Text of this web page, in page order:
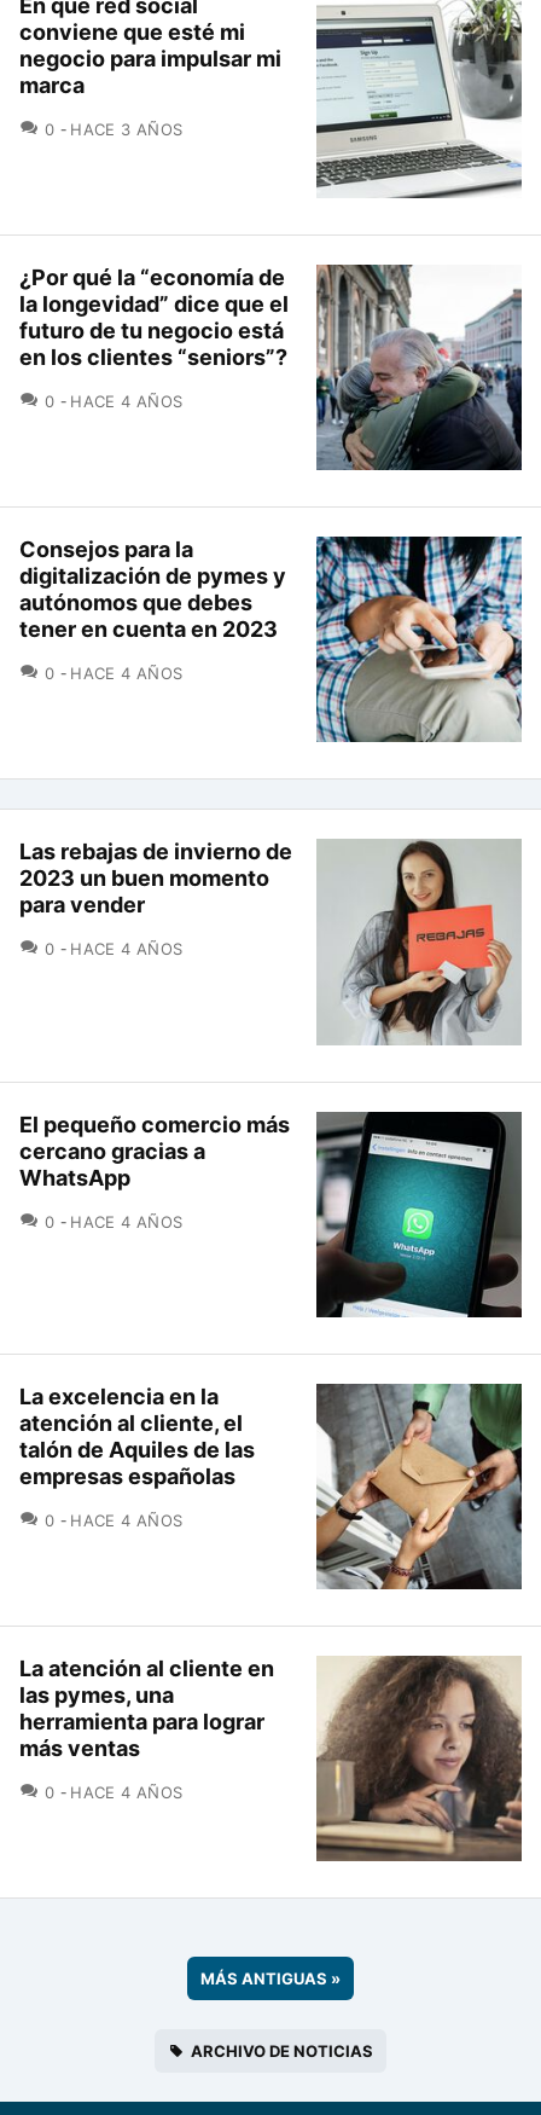
conviene que esté mi
negocio para impulsar mi
marca
0 COMENTARIOS
HACE 3 AÑOS
¿Por qué la “economía de
la longevidad” dice que el
futuro de tu negocio está
en los clientes “seniors”?
0 COMENTARIOS
HACE 4 AÑOS
Consejos para la
digitalización de pymes y
autónomos que debes
tener en cuenta en 2023
0 COMENTARIOS
HACE 4 AÑOS
Las rebajas de invierno de
2023 un buen momento
para vender
0 COMENTARIOS
HACE 4 AÑOS
El pequeño comercio más
cercano gracias a
WhatsApp
0 COMENTARIOS
HACE 4 AÑOS
La excelencia en la
atención al cliente, el
talón de Aquiles de las
empresas españolas
0 COMENTARIOS
HACE 4 AÑOS
La atención al cliente en
las pymes, una
herramienta para lograr
más ventas
0 COMENTARIOS
HACE 4 AÑOS
MÁS ANTIGUAS »
ARCHIVO DE NOTICIAS